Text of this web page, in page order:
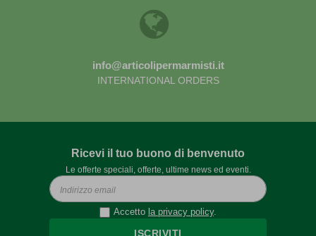
info@articolipermarmisti.it
INTERNATIONAL ORDERS
Ricevi il tuo buono di benvenuto
Le offerte speciali, offerte, ultime news ed eventi.
Accetto la privacy policy.
ISCRIVITI